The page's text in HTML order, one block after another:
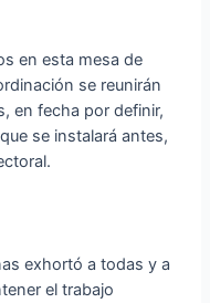
en esta mesa de
se reunirán
en fecha por definir,
se instalará antes,
exhortó a todas y a
el trabajo